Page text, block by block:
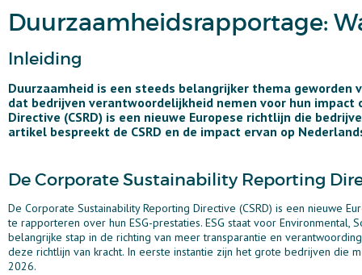
Duurzaamheidsrapportage:
Inleiding
Duurzaamheid is een steeds belangrijker thema geworden
dat bedrijven verantwoordelijkheid nemen voor hun
Directive (CSRD) is een nieuwe Europese richtlijn die
artikel bespreekt de CSRD en de impact ervan op
De Corporate Sustainability Reporting
De Corporate Sustainability Reporting Directive (CSRD) is een nieuwe
te rapporteren over hun ESG-prestaties. ESG staat voor Environmental,
belangrijke stap in de richting van meer transparantie en
deze richtlijn van kracht. In eerste instantie zijn het grote bedrijven die
2026.